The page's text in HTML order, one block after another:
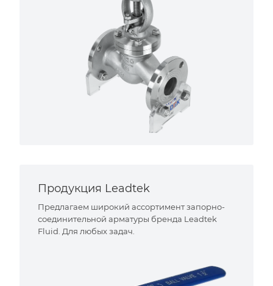
Продукция Leadtek
Предлагаем широкий ассортимент запорно-
соединительной арматуры бренда Leadtek
Fluid. Для любых задач.